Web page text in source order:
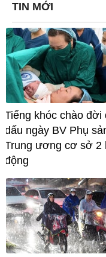
TIN MỚI
Tiếng khóc chào đời
dấu ngày BV Phụ
Trung ương cơ sở 2
động